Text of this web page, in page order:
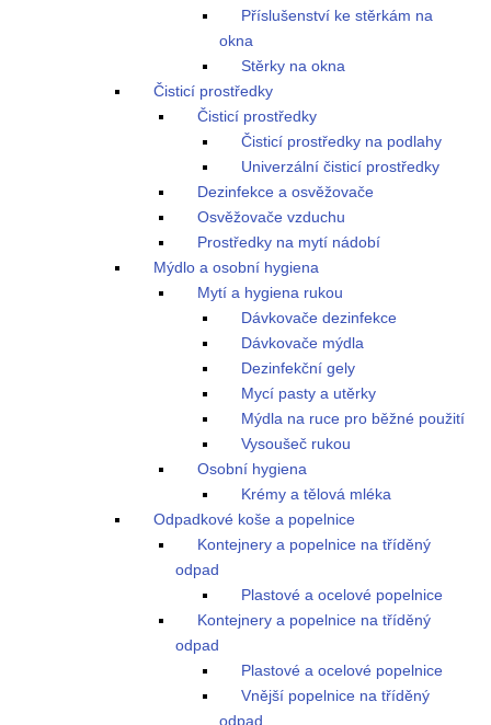
Příslušenství ke stěrkám na
okna
Stěrky na okna
Čisticí prostředky
Čisticí prostředky
Čisticí prostředky na podlahy
Univerzální čisticí prostředky
Dezinfekce a osvěžovače
Osvěžovače vzduchu
Prostředky na mytí nádobí
Mýdlo a osobní hygiena
Mytí a hygiena rukou
Dávkovače dezinfekce
Dávkovače mýdla
Dezinfekční gely
Mycí pasty a utěrky
Mýdla na ruce pro běžné použití
Vysoušeč rukou
Osobní hygiena
Krémy a tělová mléka
Odpadkové koše a popelnice
Kontejnery a popelnice na tříděný
odpad
Plastové a ocelové popelnice
Kontejnery a popelnice na tříděný
odpad
Plastové a ocelové popelnice
Vnější popelnice na tříděný
odpad